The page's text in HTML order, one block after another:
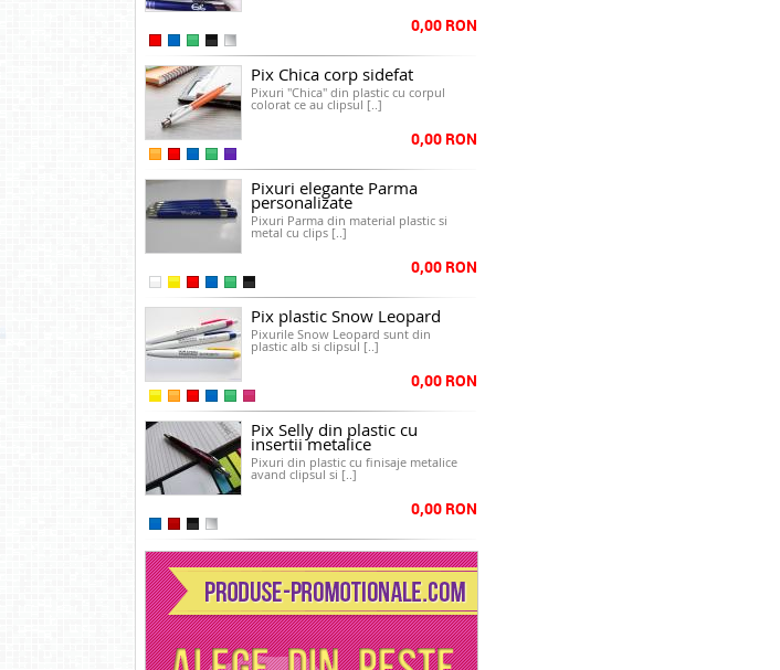
0,00 RON
Pix Chica corp sidefat
Pixuri "Chica" din plastic cu corpul
colorat ce au clipsul [..]
0,00 RON
Pixuri elegante Parma
personalizate
Pixuri Parma din material plastic si
metal cu clips [..]
0,00 RON
Pix plastic Snow Leopard
Pixurile Snow Leopard sunt din
plastic alb si clipsul [..]
0,00 RON
Pix Selly din plastic cu
insertii metalice
Pixuri din plastic cu finisaje metalice
avand clipsul si [..]
0,00 RON